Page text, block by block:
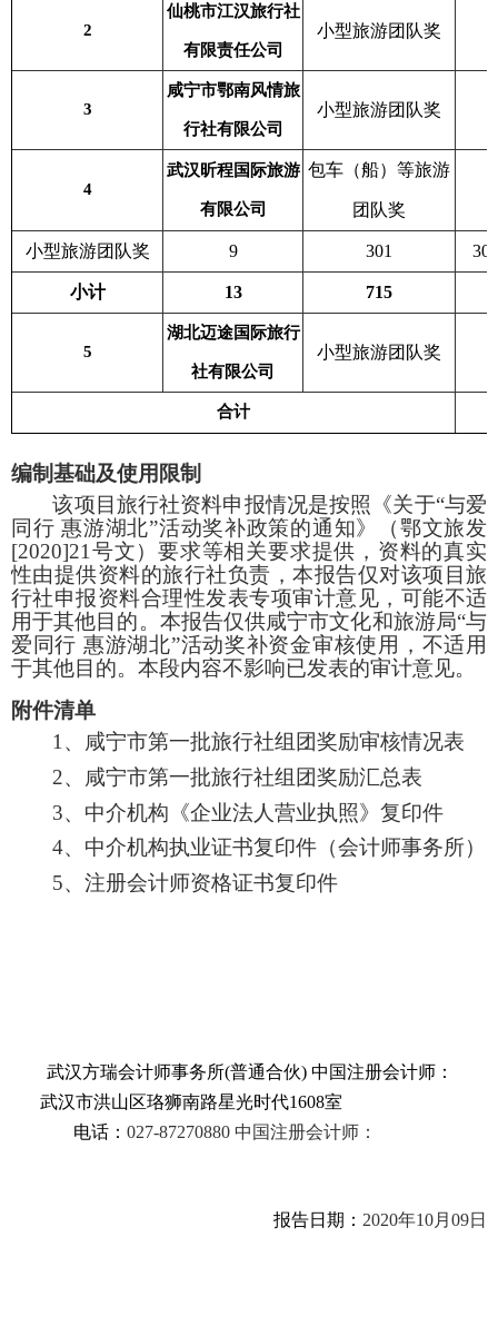
2
仙桃市江汉旅行社
有限责任公司
小型旅游团队奖
3
咸宁市鄂南风情旅
行社有限公司
小型旅游团队奖
4
武汉昕程国际旅游
有限公司
包车（船）等旅游
团队奖
小型旅游团队奖 9 301 30
小计 13 715
5
湖北迈途国际旅行
社有限公司
小型旅游团队奖
合计
编制基础及使用限制
该项目旅行社资料申报情况是按照《关于“与爱
同行 惠游湖北”活动奖补政策的通知》（鄂文旅发
[2020]21 号文）要求等相关要求提供，资料的真实
性由提供资料的旅行社负责，本报告仅对该项目旅
行社申报资料合理性发表专项审计意见，可能不适
用于其他目的。本报告仅供咸宁市文化和旅游局“与
爱同行 惠游湖北”活动奖补资金审核使用，不适用
于其他目的。本段内容不影响已发表的审计意见。
附件清单
1、咸宁市第一批旅行社组团奖励审核情况表
2、咸宁市第一批旅行社组团奖励汇总表
3、中介机构《企业法人营业执照》复印件
4、中介机构执业证书复印件（会计师事务所）
5、注册会计师资格证书复印件
武汉方瑞会计师事务所(普通合伙)中国注册会计师：
武汉市洪山区珞狮南路星光时代1608室
电话： 027-87270880 中国注册会计师：
报告日期： 2020年10月 09日